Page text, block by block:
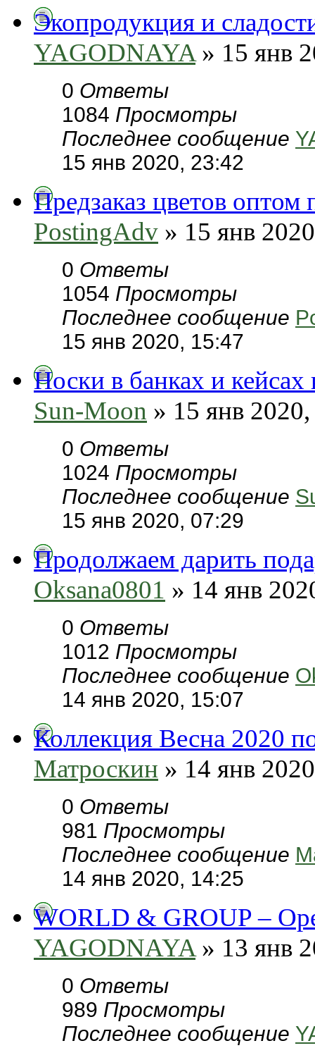
Экопродукция и
YAGODNAYA» 15 янв
0 Ответы
1084 Просмотры
Последнее сообщение
15 янв 2020, 23:42
Предзаказ цветов оптом
PostingAdv » 15 янв
0 Ответы
1054 Просмотры
Последнее сообщение
15 янв 2020, 15:47
Носки в банках и
Sun-Moon » 15 янв
0 Ответы
1024 Просмотры
Последнее сообщение
15 янв 2020, 07:29
Продолжаем дарить
Oksana0801 » 14 янв
0 Ответы
1012 Просмотры
Последнее сообщение
14 янв 2020, 15:07
Коллекция Весна 2020
Матроскин » 14 янв
0 Ответы
981 Просмотры
Последнее сообщение
14 янв 2020, 14:25
WORLD & GROUP –
YAGODNAYA» 13 янв
0 Ответы
989 Просмотры
Последнее сообщение